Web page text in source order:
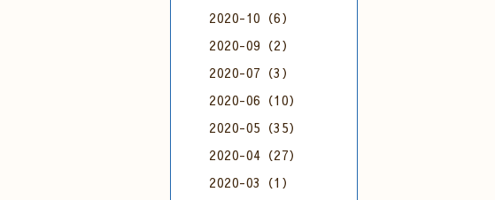
2020-10（6）
2020-09（2）
2020-07（3）
2020-06（10）
2020-05（35）
2020-04（27）
2020-03（1）